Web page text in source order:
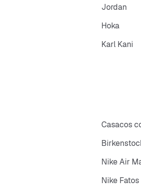
Jordan
Hoka
Karl Kani
Casacos
Nike Air
Nike